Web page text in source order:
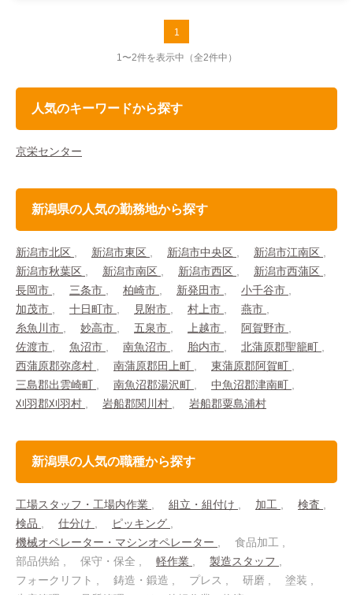
1
1〜2件を表示中 （全2件中）
人気のキーワードから探す
京栄センター
新潟県の人気の勤務地から探す
新潟市北区 新潟市東区 新潟市中央区
新潟市江南区
新潟市秋葉区
新潟市南区 新潟市西区
新潟市西蒲区
長岡市
三条市 柏崎市 新発田市
小千谷市
加茂市
十日町市 見附市 村上市
燕市
糸魚川市
妙高市 五泉市 上越市
阿賀野市
佐渡市
魚沼市 南魚沼市 胎内市
北蒲原郡聖籠町
西蒲原郡弥彦村
南蒲原郡田上町
東蒲原郡阿賀町
三島郡出雲崎町
南魚沼郡湯沢町
中魚沼郡津南町
刈羽郡刈羽村
岩船郡関川村 岩船郡粟島浦村
新潟県の人気の職種から探す
工場スタッフ・工場内作業 組立・組付け 加工
検査
検品
仕分け
ピッキング
機械オペレーター・マシンオペレーター
食品加工
部品供給
保守・保全 軽作業
製造スタッフ
フォークリフト
鋳造・鍛造 プレス 研磨
塗装